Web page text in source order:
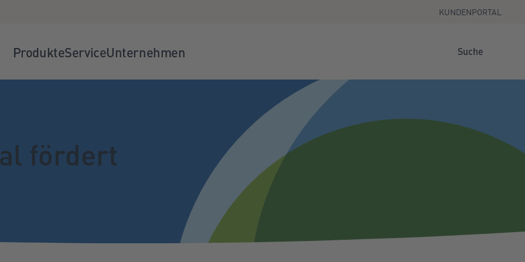
KUNDENPORTAL
ProdukteServiceUnternehmen Suche
fördert